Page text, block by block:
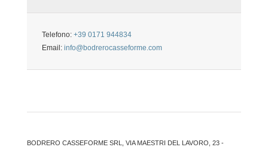
Telefono: +39 0171 944834
Email: info@bodrerocasseforme.com
BODRERO CASSEFORME SRL, VIA MAESTRI DEL LAVORO, 23 -